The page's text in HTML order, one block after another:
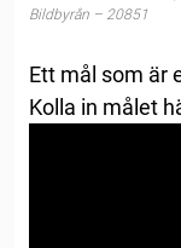
Bildbyrån – 20851
Ett mål som är
Kolla in målet